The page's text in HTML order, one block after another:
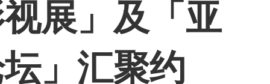
展」及「亚
」汇聚约